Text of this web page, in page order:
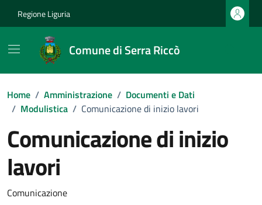
Regione Liguria
Comune di Serra Riccò
Home / Amministrazione / Documenti e Dati
/ Modulistica / Comunicazione di inizio lavori
Comunicazione di inizio
lavori
Dettagli del documento
Comunicazione